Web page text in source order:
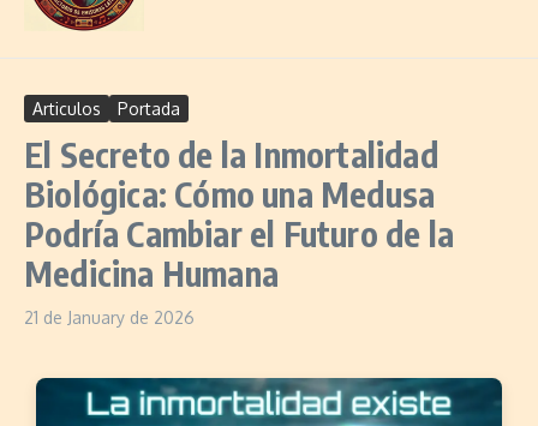
Articulos Portada
El Secreto de la Inmortalidad
Biológica: Cómo una Medusa
Podría Cambiar el Futuro de la
Medicina Humana
21 de January de 2026